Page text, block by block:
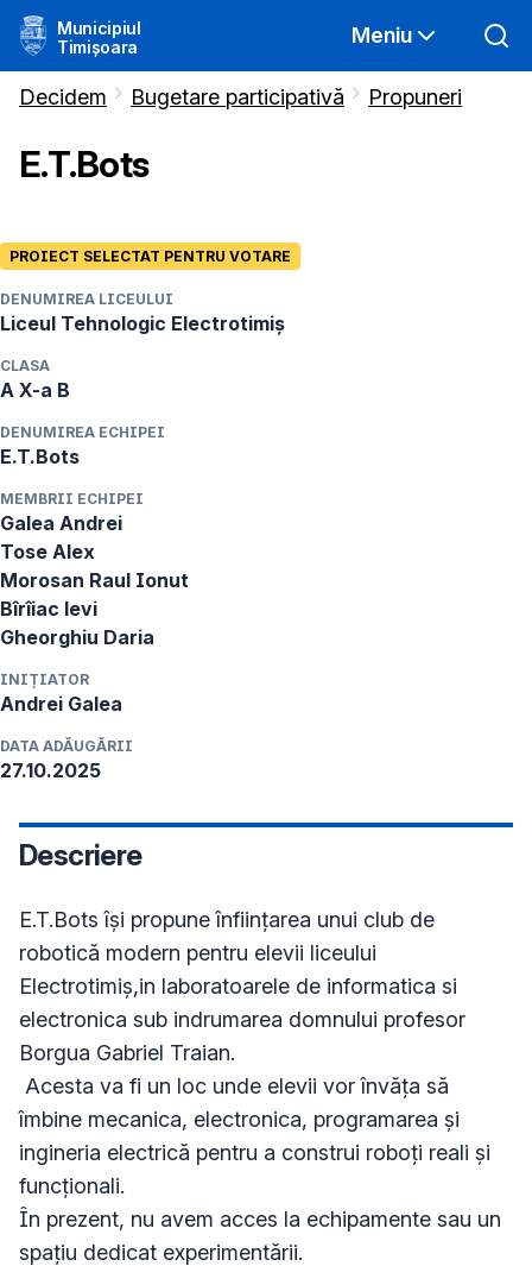
Municipiul
Timișoara
Meniu
Decidem Bugetare participativă Propuneri
E.T.Bots
PROIECT SELECTAT PENTRU VOTARE
DENUMIREA LICEULUI
Liceul Tehnologic Electrotimiș
CLASA
A X-a B
DENUMIREA ECHIPEI
E.T.Bots
MEMBRII ECHIPEI
Galea Andrei
Tose Alex
Morosan Raul Ionut
Bîrîiac levi
Gheorghiu Daria
INIȚIATOR
Andrei Galea
DATA ADĂUGĂRII
27.10.2025
Descriere
E.T.Bots își propune înființarea unui club de
robotică modern pentru elevii liceului
Electrotimiș,in laboratoarele de informatica si
electronica sub indrumarea domnului profesor
Borgua Gabriel Traian.
îmbine mecanica, electronica, programarea și
ingineria electrică pentru a construi roboți reali și
funcționali.
În prezent, nu avem acces la echipamente sau un
spațiu dedicat experimentării.